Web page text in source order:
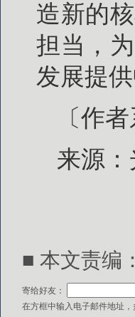
造新的
担当，
发展提
〔作
来源
■ 本文责编
寄给好友：
在方框中输入电子邮件地址，